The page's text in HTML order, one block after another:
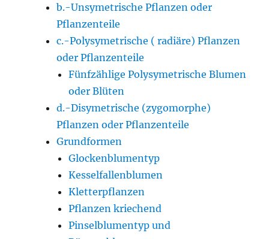
b.-Unsymetrische Pflanzen oder
Pflanzenteile
c.-Polysymetrische ( radiäre) Pflanzen
oder Pflanzenteile
Fünfzählige Polysymetrische Blumen
oder Blüten
d.-Disymetrische (zygomorphe)
Pflanzen oder Pflanzenteile
Grundformen
Glockenblumentyp
Kesselfallenblumen
Kletterpflanzen
Pflanzen kriechend
Pinselblumentyp und